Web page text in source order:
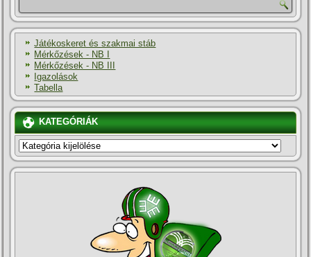
Játékoskeret és szakmai stáb
Mérkőzések - NB I
Mérkőzések - NB III
Igazolások
Tabella
KATEGÓRIÁK
KATEGÓRIÁK